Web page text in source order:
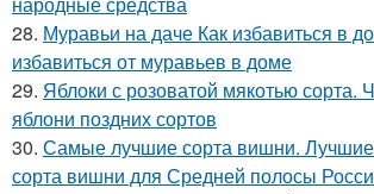
28. Муравьи на даче Как избавиться в
избавиться от муравьев в доме
29. Яблоки с розоватой мякотью сорта.
яблони поздних сортов
30. Самые лучшие сорта вишни. Лучшие
сорта вишни для Средней полосы